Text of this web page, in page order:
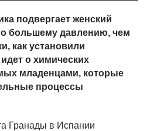
подвергает женский
большему давлению, чем
как установили
о химических
младенцами, которые
процессы
Гранады в Испании